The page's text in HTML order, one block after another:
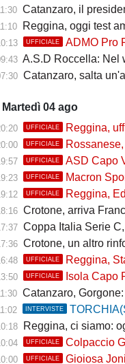
Catanzaro, il
Reggina, oggi test
UFFICIALE ADMO Pro
A.S.D Roccella: Nel week-end
Catanzaro, salta
Martedì 04 ago
UFFICIALE Reggina,
UFFICIALE
UFFICIALE ASD Capo
UFFICIALE Macron Sport
UFFICIALE Reggina,
Crotone, arriva
Coppa Italia Serie C,
Crotone, un altro
UFFICIALE Reggina, Staff
UFFICIALE Isola Capo
Catanzaro,
INTERVISTE TORCHIA(SERSALE):
Reggina, ci siamo:
UFFICIALE Colpaccio
UFFICIALE Gioiosa